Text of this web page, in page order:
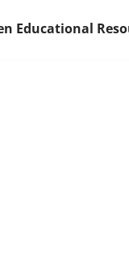
Educational